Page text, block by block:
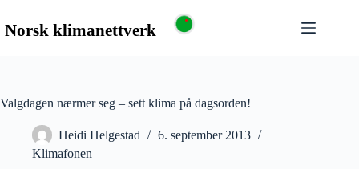
Valgdagen nærmer seg – sett klima på dagsorden!
Heidi Helgestad
6. september 2013
Klimafonen